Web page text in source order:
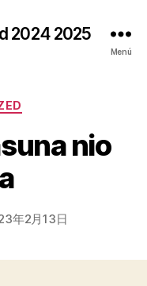
2024 2025
Menú
nio
年2月13日